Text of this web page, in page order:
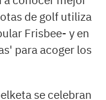
de golf utiliza
Frisbee- y en
para acoger los
se celebran